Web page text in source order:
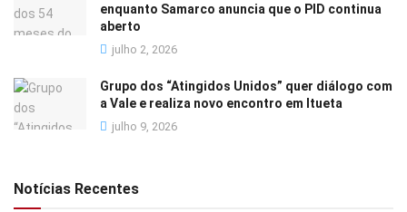
enquanto Samarco anuncia que o PID continua
aberto
julho 2, 2026
Grupo dos “Atingidos Unidos” quer diálogo com
a Vale e realiza novo encontro em Itueta
julho 9, 2026
Notícias Recentes